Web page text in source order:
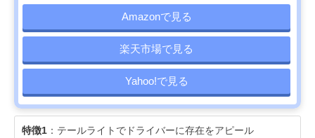
Amazonで見る
楽天市場で見る
Yahoo!で見る
特徴1 ：テールライトでドライバーに存在をアピール